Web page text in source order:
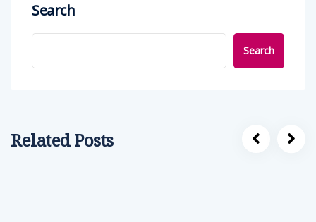
Search
Search
Related Posts